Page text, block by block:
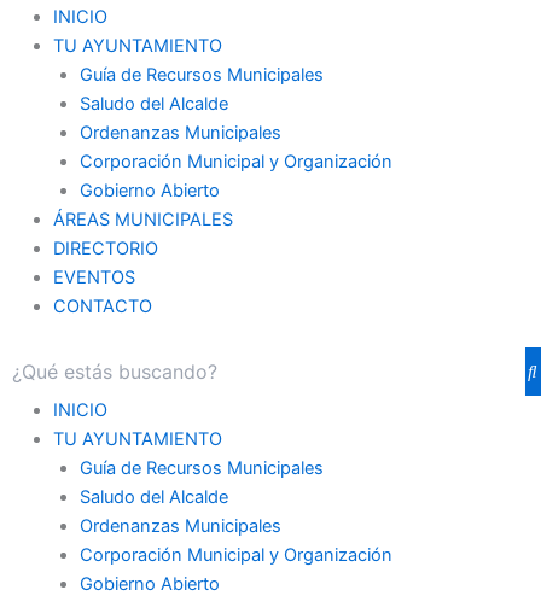
INICIO
TU AYUNTAMIENTO
Guía de Recursos Municipales
Saludo del Alcalde
Ordenanzas Municipales
Corporación Municipal y Organización
Gobierno Abierto
ÁREAS MUNICIPALES
DIRECTORIO
EVENTOS
CONTACTO
INICIO
TU AYUNTAMIENTO
Guía de Recursos Municipales
Saludo del Alcalde
Ordenanzas Municipales
Corporación Municipal y Organización
Gobierno Abierto